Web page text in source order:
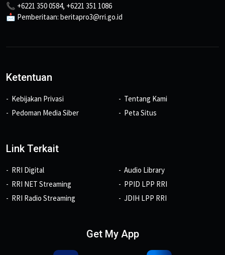
📞 +6221 350 0584, +6221 351 1086
📩 Pemberitaan: beritapro3@rri.go.id
Ketentuan
Kebijakan Privasi
Pedoman Media Siber
Tentang Kami
Peta Situs
Link Terkait
RRI Digital
RRI NET Streaming
RRI Radio Streaming
Audio Library
PPID LPP RRI
JDIH LPP RRI
Get My App